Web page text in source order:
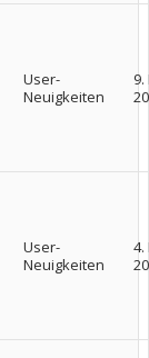
User-
Neuigkeiten
User-
Neuigkeiten
4.